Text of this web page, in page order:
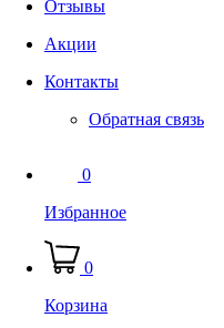
Отзывы
Акции
Контакты
Обратная связь
0
Избранное
0
Корзина